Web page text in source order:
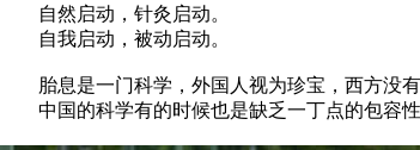
自然启动，针灸启动。
自我启动，被动启动。
胎息是一门科学，外国人视为珍宝，西方没有
中国的科学有的时候也是缺乏一丁点的包容性